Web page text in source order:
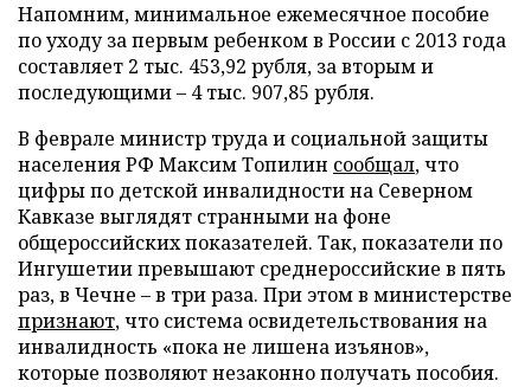
Напомним, минимальное ежемесячное пособие
по уходу за первым ребенком в России с 2013 года
составляет 2 тыс. 453,92 рубля, за вторым и
последующими – 4 тыс. 907,85 рубля.
В феврале министр труда и социальной защиты
населения РФ Максим Топилин сообщал, что
цифры по детской инвалидности на Северном
Кавказе выглядят странными на фоне
общероссийских показателей. Так, показатели по
Ингушетии превышают среднероссийские в пять
раз, в Чечне –в три раза. При этом в министерстве
признают, что система освидетельствования на
инвалидность «пока не лишена изъянов»,
которые позволяют незаконно получать пособия.